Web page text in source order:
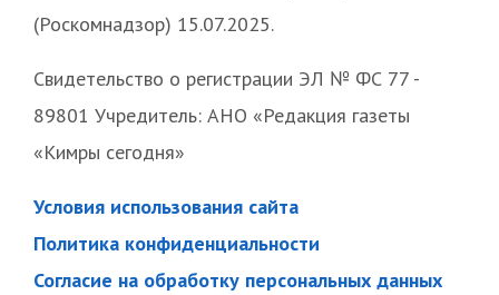
(Роскомнадзор) 15.07.2025.
Свидетельство о регистрации ЭЛ № ФС 77 -
89801 Учредитель: АНО «Редакция газеты
«Кимры сегодня»
Условия использования сайта
Политика конфиденциальности
Согласие на обработку персональных данных